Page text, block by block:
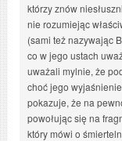
którzy znów
nie rozumiejąc
(sami też nazywając
co w jego ustach
uważali mylnie, że
choć jego wyjaśnienie
pokazuje, że na
powołując się na
który mówi o